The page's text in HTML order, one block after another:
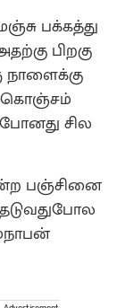
பக்கத்து
பிறகு
நாளைக்கு
கொஞ்சம்
சில
பஞ்சினை